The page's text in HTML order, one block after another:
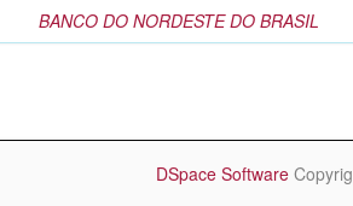
BANCO DO NORDESTE DO BRASIL
DSpace Software